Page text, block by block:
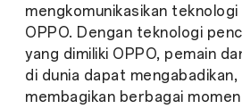
mengkomunikasikan
OPPO. Dengan teknologi
yang dimiliki OPPO, pemain
di dunia dapat mengabadikan,
membagikan berbagai